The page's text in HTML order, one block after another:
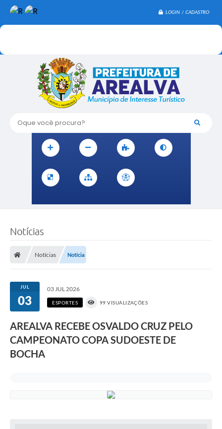
LOGIN / CADASTRO
Oque você procura?
Notícias
Notícias Notícia
JUL
03
03 JUL 2026
ESPORTES 99 VISUALIZAÇÕES
AREALVA RECEBE OSVALDO CRUZ PELO
CAMPEONATO COPA SUDOESTE DE
BOCHA